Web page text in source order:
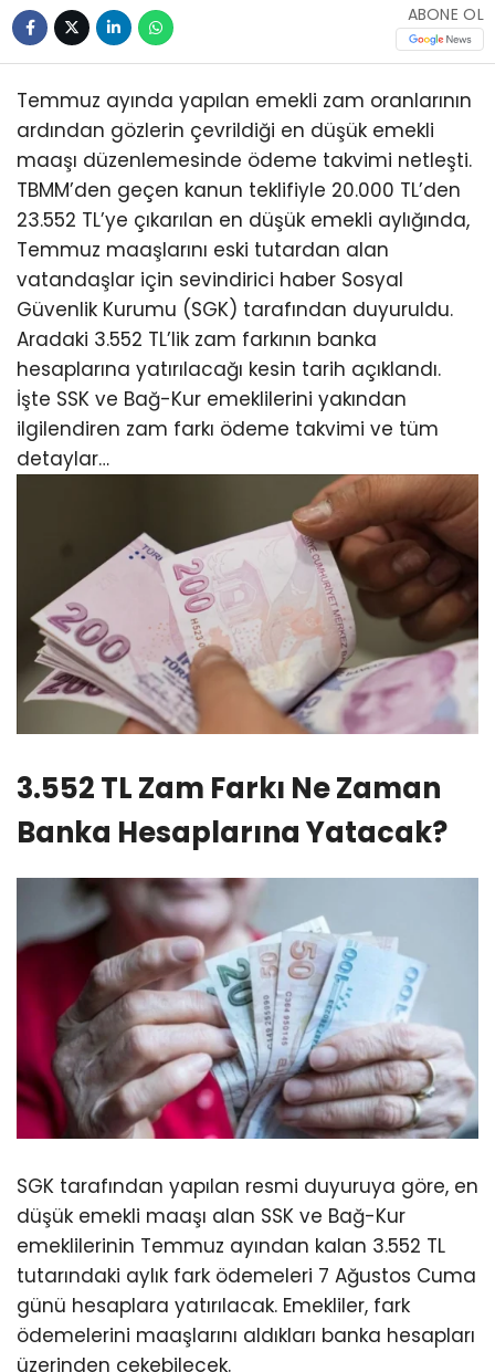
ABONE OL
Temmuz ayında yapılan emekli zam oranlarının
ardından gözlerin çevrildiği en düşük emekli
maaşı düzenlemesinde ödeme takvimi netleşti.
TBMM’den geçen kanun teklifiyle 20.000 TL’den
23.552 TL’ye çıkarılan en düşük emekli aylığında,
Temmuz maaşlarını eski tutardan alan
vatandaşlar için sevindirici haber Sosyal
Güvenlik Kurumu (SGK) tarafından duyuruldu.
Aradaki 3.552 TL’lik zam farkının banka
hesaplarına yatırılacağı kesin tarih açıklandı.
İşte SSK ve Bağ-Kur emeklilerini yakından
ilgilendiren zam farkı ödeme takvimi ve tüm
detaylar…
3.552 TL Zam Farkı Ne Zaman
Banka Hesaplarına Yatacak?
SGK tarafından yapılan resmi duyuruya göre, en
düşük emekli maaşı alan SSK ve Bağ-Kur
emeklilerinin Temmuz ayından kalan 3.552 TL
tutarındaki aylık fark ödemeleri 7 Ağustos Cuma
günü hesaplara yatırılacak. Emekliler, fark
ödemelerini maaşlarını aldıkları banka hesapları
üzerinden çekebilecek.